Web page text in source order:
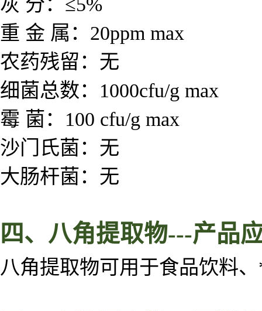
灰 分：≤5%
重 金 属：20ppm max
农药残留：无
细菌总数：1000cfu/g max
霉 菌：100 cfu/g max
沙门氏菌：无
大肠杆菌：无
四、 八角提取物---产品
八角提取物可用于食品饮料